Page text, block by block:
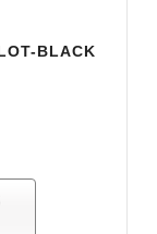
BLACK